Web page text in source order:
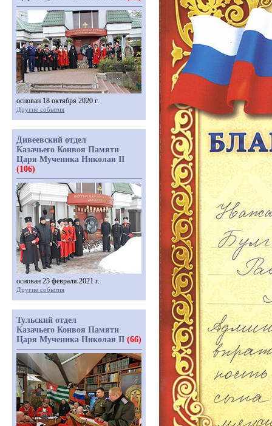
основан 18 октября 2020 г.
Другие события
Дивеевский отдел
Казачьего Конвоя Памяти
Царя Мученика Николая II
(106)
основан 25 февраля 2021 г.
Другие события
Тульский отдел
Казачьего Конвоя Памяти
Царя Мученика Николая II (66)